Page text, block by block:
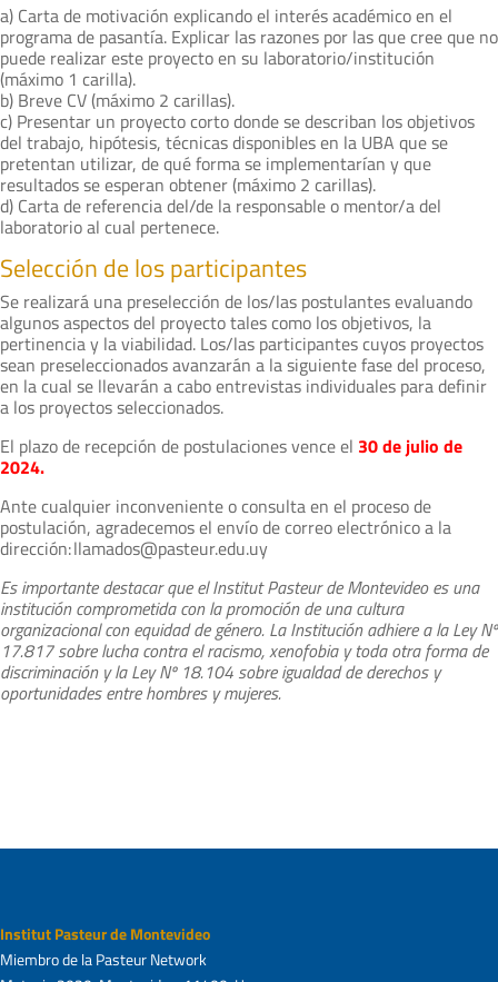
a) Carta de motivación explicando el interés académico en el
programa de pasantía. Explicar las razones por las que cree que no
puede realizar este proyecto en su laboratorio/institución
(máximo 1 carilla).
b) Breve CV (máximo 2 carillas).
c) Presentar un proyecto corto donde se describan los objetivos
del trabajo, hipótesis, técnicas disponibles en la UBA que se
pretentan utilizar, de qué forma se implementarían y que
resultados se esperan obtener (máximo 2 carillas).
d) Carta de referencia del/de la responsable o mentor/a del
laboratorio al cual pertenece.
Selección de los participantes
Se realizará una preselección de los/las postulantes evaluando
algunos aspectos del proyecto tales como los objetivos, la
pertinencia y la viabilidad. Los/las participantes cuyos proyectos
sean preseleccionados avanzarán a la siguiente fase del proceso,
en la cual se llevarán a cabo entrevistas individuales para definir
a los proyectos seleccionados.
El plazo de recepción de postulaciones vence el 30 de julio de
2024.
Ante cualquier inconveniente o consulta en el proceso de
postulación, agradecemos el envío de correo electrónico a la
dirección: llamados@pasteur.edu.uy
Es importante destacar que el Institut Pasteur de Montevideo es una
institución comprometida con la promoción de una cultura
organizacional con equidad de género. La Institución adhiere a la Ley Nº
17.817 sobre lucha contra el racismo, xenofobia y toda otra forma de
discriminación y la Ley Nº 18.104 sobre igualdad de derechos y
oportunidades entre hombres y mujeres.
Institut Pasteur de Montevideo
Miembro de la Pasteur Network